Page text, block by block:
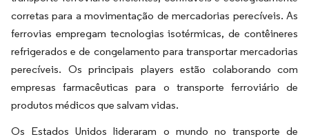
corretas para a movimentação de mercadorias perecíveis. As
ferrovias empregam tecnologias isotérmicas, de contêineres
refrigerados e de congelamento para transportar mercadorias
perecíveis. Os principais players estão colaborando com
empresas farmacêuticas para o transporte ferroviário de
produtos médicos que salvam vidas.
Os Estados Unidos lideraram o mundo no transporte de